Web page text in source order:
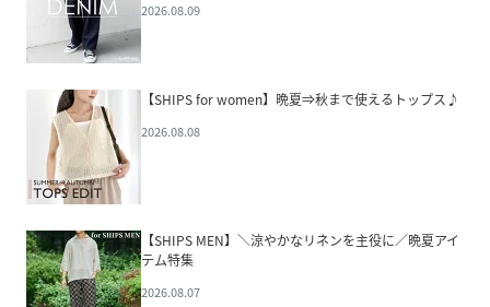
2026.08.09
【SHIPS for women】晩夏⇒秋まで使えるトップス♪
2026.08.08
【SHIPS MEN】＼涼やかなリネンを主役に／晩夏アイ
テム特集
2026.08.07